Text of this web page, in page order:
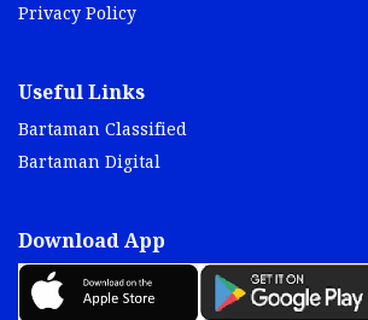
Privacy Policy
Useful Links
Bartaman Classified
Bartaman Digital
Download App